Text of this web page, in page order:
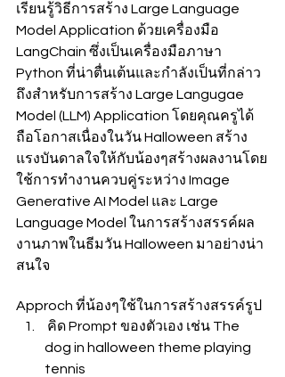
เรียนรู้วิธีการสร้าง Large Language
Model Application ด้วยเครื่องมือ
LangChain ซึ่งเป็นเครื่องมือภาษา
Python ที่น่าตื่นเต้นและกำลังเป็นที่กล่าว
ถึงสำหรับการสร้าง Large Langugae
Model (LLM) Application โดยคุณครูได้
ถือโอกาสเนื่องในวัน Halloween สร้าง
แรงบันดาลใจให้กับน้องๆสร้างผลงานโดย
ใช้การทำงานควบคู่ระหว่าง Image
Generative AI Model และ Large
Language Model ในการสร้างสรรค์ผล
งานภาพในธีมวัน Halloween มาอย่างน่า
สนใจ
Approch ที่น้องๆใช้ในการสร้างสรรค์รูป
คิด Prompt ของตัวเอง เช่น The
dog in halloween theme playing
tennis